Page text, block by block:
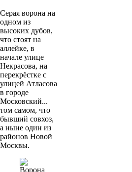
Серая ворона на
одном из
высоких дубов,
что стоят на
аллейке, в
начале улице
Некрасова, на
перекрёстке с
улицей Атласова
в городе
Московский...
том самом, что
бывший совхоз,
а ныне один из
районов Новой
Москвы.